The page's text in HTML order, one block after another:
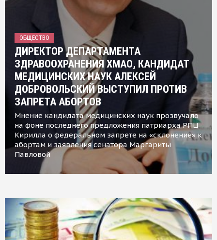
ОБЩЕСТВО
ДИРЕКТОР ДЕПАРТАМЕНТА
ЗДРАВООХРАНЕНИЯ ХМАО, КАНДИДАТ
МЕДИЦИНСКИХ НАУК АЛЕКСЕЙ
ДОБРОВОЛЬСКИЙ ВЫСТУПИЛ ПРОТИВ
ЗАПРЕТА АБОРТОВ
Мнение кандидата медицинских наук прозвучало
на фоне последнего предложения патриарха РПЦ
Кирилла о федеральном запрете на «склонение» к
абортам и заявления сенатора Маргариты
Павловой